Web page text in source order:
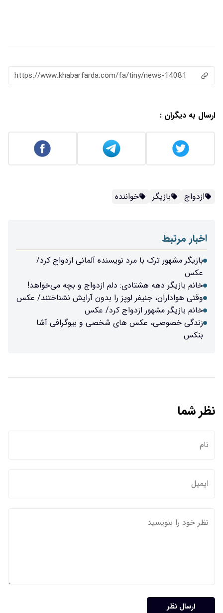
https://www.khabarfarda.com/fa/tiny/news-14081
ارسال به دیگران :
ازدواج بازیگر خواننده
اخبار مرتبط
بازیگر مشهور ترک با مرد نویسنده آلمانی ازدواج کرد/
عکس
خانم بازیگر دهه هشتادی: دلم ازدواج و بچه می‌خواهد!
وقتی هواداران، جنیفر لوپز را بدون آرایش نشناختند/ عکس
خانم بازیگر مشهور ازدواج کرد/ عکس
زندگی خصوصی، عکس های شخصی و بیوگرافی آشا
بنکس
نظر شما
ارسال نظر